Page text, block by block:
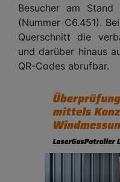
Besucher am Stand
(Nummer C6.451).
Querschnitt die
und darüber hinaus
QR-Codes abrufbar.